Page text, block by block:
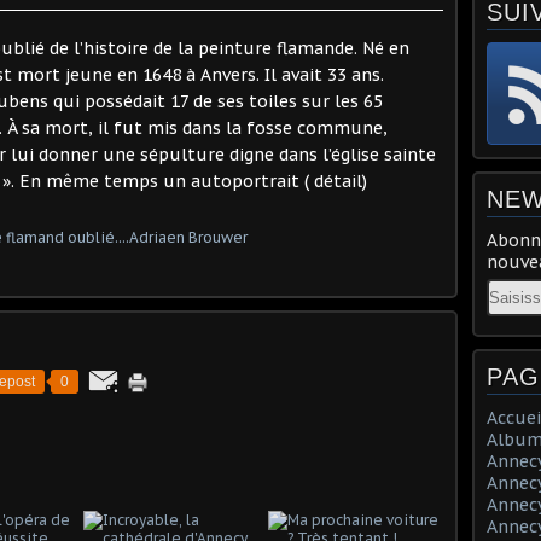
de l’histoire de la peinture flamande. Né en
mort jeune en 1648 à Anvers. Il avait 33 ans.
qui possédait 17 de ses toiles sur les 65
À sa mort, il fut mis dans la fosse commune,
donner une sépulture digne dans l’église sainte
En même temps un autoportrait ( détail)
0
Email